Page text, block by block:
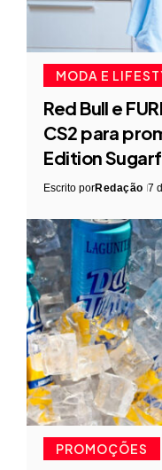
MODA E
Red Bull e
CS2 para
Edition
Escrito porRedação 7
PROMOÇÕES